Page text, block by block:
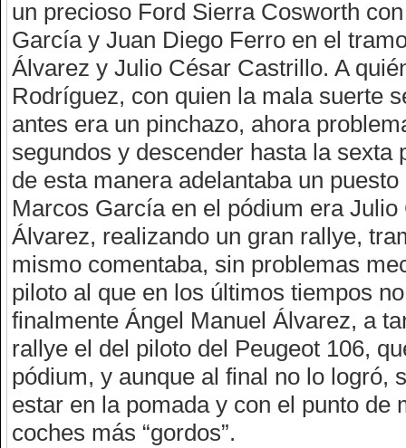
un precioso Ford Sierra Cosworth
García y Juan Diego Ferro en el
Álvarez y Julio César Castrillo. A
Rodríguez, con quien la mala suerte
antes era un pinchazo, ahora
segundos y descender hasta la
de esta manera adelantaba un
Marcos García en el pódium era
Álvarez, realizando un gran rallye,
mismo comentaba, sin problemas
piloto al que en los últimos tiempos
finalmente Ángel Manuel Álvarez, a
rallye el del piloto del Peugeot 106,
pódium, y aunque al final no lo logró,
estar en la pomada y con el punto de
coches más “gordos”.